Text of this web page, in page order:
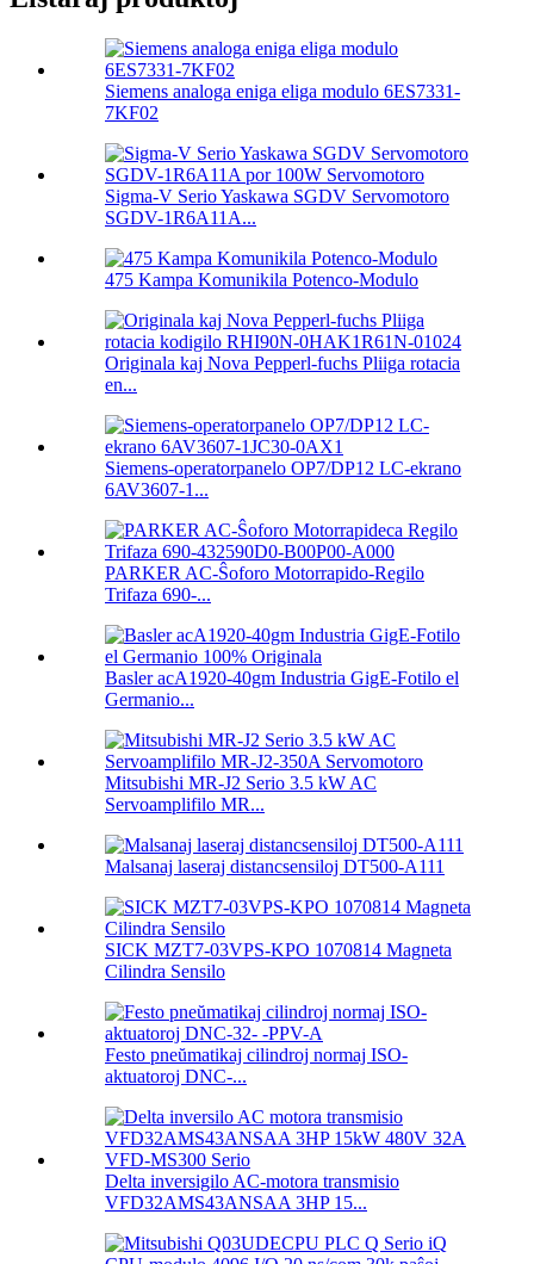
Siemens analoga eniga eliga modulo 6ES7331-
7KF02
Sigma-V Serio Yaskawa SGDV Servomotoro
SGDV-1R6A11A...
475 Kampa Komunikila Potenco-Modulo
Originala kaj Nova Pepperl-fuchs Pliiga rotacia
en...
Siemens-operatorpanelo OP7/DP12 LC-ekrano
6AV3607-1...
PARKER AC-Ŝoforo Motorrapido-Regilo
Trifaza 690-...
Basler acA1920-40gm Industria GigE-Fotilo el
Germanio...
Mitsubishi MR-J2 Serio 3.5 kW AC
Servoamplifilo MR...
Malsanaj laseraj distancsensiloj DT500-A111
SICK MZT7-03VPS-KPO 1070814 Magneta
Cilindra Sensilo
Festo pneŭmatikaj cilindroj normaj ISO-
aktuatoroj DNC-...
Delta inversigilo AC-motora transmisio
VFD32AMS43ANSAA 3HP 15...